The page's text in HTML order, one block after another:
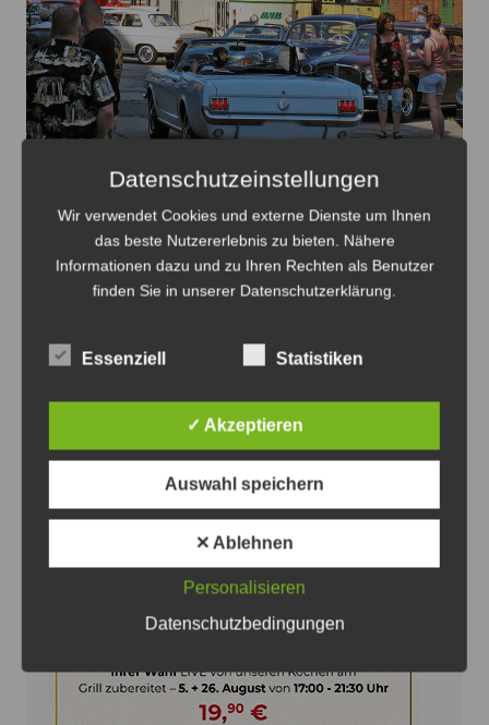
Oldtimer verteilt auf dem Gelände des HSM mit dem
Straßenbahnverkehr - Foto: Antonius Georg
Oldtimertag im Straßenbahn-Museum
2026
Anzeige
Datenschutzeinstellungen
Wir verwendet Cookies und externe Dienste um Ihnen
das beste Nutzererlebnis zu bieten. Nähere
Informationen dazu und zu Ihren Rechten als Benutzer
finden Sie in unserer Datenschutzerklärung.
Essenziell Statistiken
✓ Akzeptieren
Auswahl speichern
✕ Ablehnen
Personalisieren
Datenschutzbedingungen